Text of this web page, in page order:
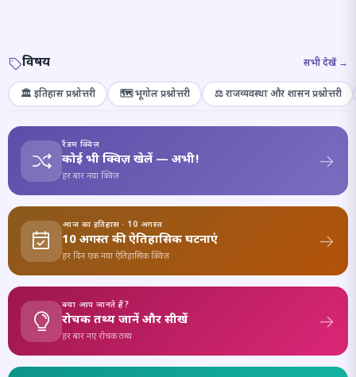
विषय सभी देखें →
🏛️ इतिहास प्रश्नोत्तरी 🗺️ भूगोल प्रश्नोत्तरी ⚖️ राजव्यवस्था और शासन प्रश्नोत्तरी
रैंडम क्विज़
कोई भी क्विज़ खेलें — अभी!
हर बार नया क्विज़
आज का इतिहास · 10 अगस्त
10 अगस्त की ऐतिहासिक घटनाएं
हर दिन एक नया ऐतिहासिक क्विज़
क्या आप जानते हैं?
रोचक तथ्य जानें और सीखें
हर बार नए रोचक तथ्य